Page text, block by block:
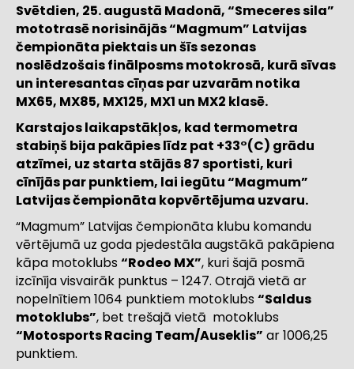
Svētdien, 25. augustā Madonā, “Smeceres sila”
mototrasē norisinājās “Magmum” Latvijas
čempionāta piektais un šīs sezonas
noslēdzošais finālposms motokrosā, kurā sīvas
un interesantas cīņas par uzvarām notika
MX65, MX85, MX125, MX1 un MX2 klasē.
Karstajos laikapstākļos, kad termometra
stabiņš bija pakāpies līdz pat +33°(C) grādu
atzīmei, uz starta stājās 87 sportisti, kuri
cīnījās par punktiem, lai iegūtu “Magmum”
Latvijas čempionāta kopvērtējuma uzvaru.
“Magmum” Latvijas čempionāta klubu komandu
vērtējumā uz goda pjedestāla augstākā pakāpiena
kāpa motoklubs “Rodeo MX”, kuri šajā posmā
izcīnīja visvairāk punktus – 1247. Otrajā vietā ar
nopelnītiem 1064 punktiem motoklubs “Saldus
motoklubs”, bet trešajā vietā motoklubs
“Motosports Racing Team/Auseklis” ar 1006,25
punktiem.